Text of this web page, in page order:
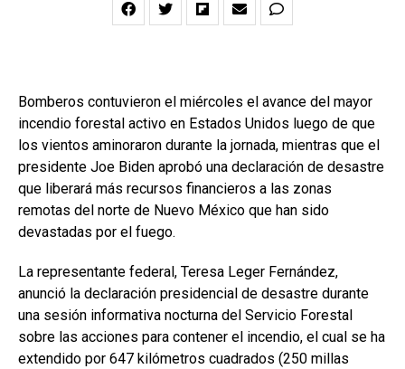
Bomberos contuvieron el miércoles el avance del mayor
incendio forestal activo en Estados Unidos luego de que
los vientos aminoraron durante la jornada, mientras que el
presidente Joe Biden aprobó una declaración de desastre
que liberará más recursos financieros a las zonas
remotas del norte de Nuevo México que han sido
devastadas por el fuego.
La representante federal, Teresa Leger Fernández,
anunció la declaración presidencial de desastre durante
una sesión informativa nocturna del Servicio Forestal
sobre las acciones para contener el incendio, el cual se ha
extendido por 647 kilómetros cuadrados (250 millas